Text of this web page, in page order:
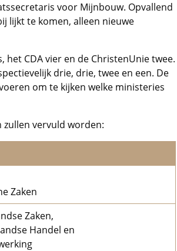
voor Mijnbouw. Opvallend
lijkt te komen, alleen nieuwe
het CDA vier en de ChristenUnie twee.
drie, drie, twee en een. De
om te kijken welke ministeries
vervuld worden:
Zaken
Zaken,
Handel en